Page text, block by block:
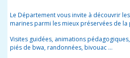
Le Département vous invite à découvrir
marines parmi les mieux préservées de la
Visites guidées, animations
piés de bwa, randonnées, bivouac …